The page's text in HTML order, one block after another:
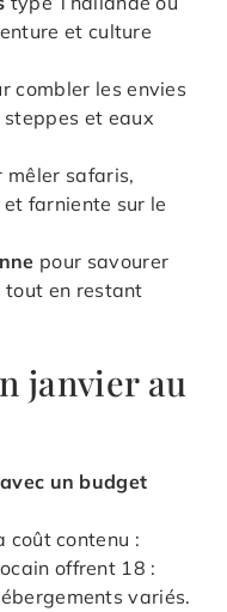
et culture
combler les envies
et eaux
safaris,
farniente sur le
pour savourer
tout en restant
janvier au
un budget
coût contenu :
offrent 18 :
variés.